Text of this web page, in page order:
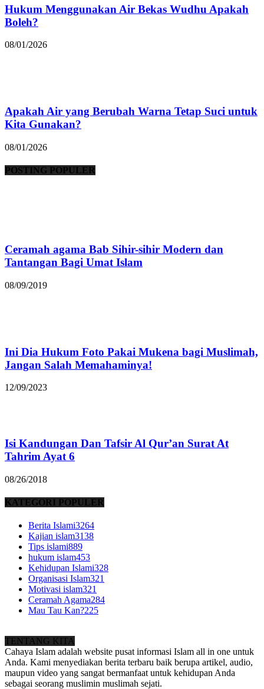
Hukum Menggunakan Air Bekas Wudhu Apakah
Boleh?
08/01/2026
Apakah Air yang Berubah Warna Tetap Suci untuk
Kita Gunakan?
08/01/2026
POSTING POPULER
Ceramah agama Bab Sihir-sihir Modern dan
Tantangan Bagi Umat Islam
08/09/2019
Ini Dia Hukum Foto Pakai Mukena bagi Muslimah,
Jangan Salah Memahaminya!
12/09/2023
Isi Kandungan Dan Tafsir Al Qur’an Surat At
Tahrim Ayat 6
08/26/2018
KATEGORI POPULER
Berita Islami3264
Kajian islam3138
Tips islami889
hukum islam453
Kehidupan Islami328
Organisasi Islam321
Motivasi islam321
Ceramah Agama284
Mau Tau Kan?225
TENTANG KITA
Cahaya Islam adalah website pusat informasi Islam all in one untuk
Anda. Kami menyediakan berita terbaru baik berupa artikel, audio,
maupun video yang sangat bermanfaat untuk kehidupan Anda
sebagai seorang muslimin muslimah sejati.